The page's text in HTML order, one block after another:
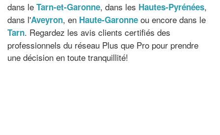
dans le Tarn-et-Garonne, dans les Hautes-Pyrénées,
dans l'Aveyron, en Haute-Garonne ou encore dans le
Tarn. Regardez les avis clients certifiés des
professionnels du réseau Plus que Pro pour prendre
une décision en toute tranquillité!